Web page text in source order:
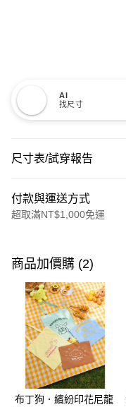
AI
找尺寸
尺寸表/試穿報告
付款與運送方式
超取滿NT$1,000免運
信用卡一次付款
購物金
超商取貨付款
LINE Pay
街口支付
運送方式
商品加價購 (2)
布丁狗．繽紛印花尼龍